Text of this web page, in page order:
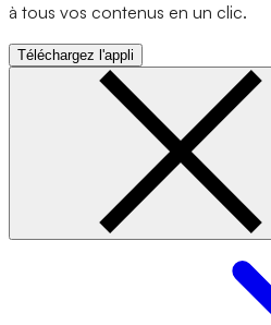
à tous vos contenus en un clic.
Téléchargez l'appli